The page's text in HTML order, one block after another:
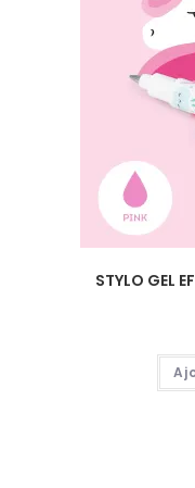
STYLO GEL